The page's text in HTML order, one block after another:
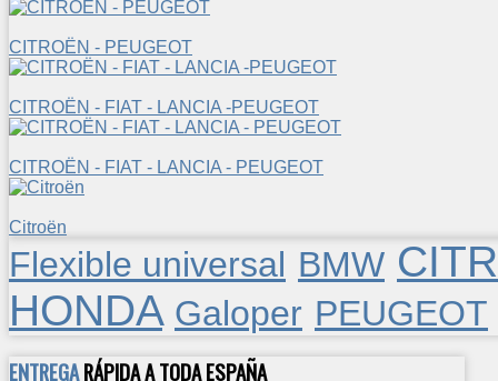
CITROËN - PEUGEOT
CITROËN - FIAT - LANCIA -PEUGEOT
CITROËN - FIAT - LANCIA - PEUGEOT
Citroën
Flexible universal BMW
HONDA Galoper PEUGEOT
ENTREGARÁPIDA A TODA ESPAÑA